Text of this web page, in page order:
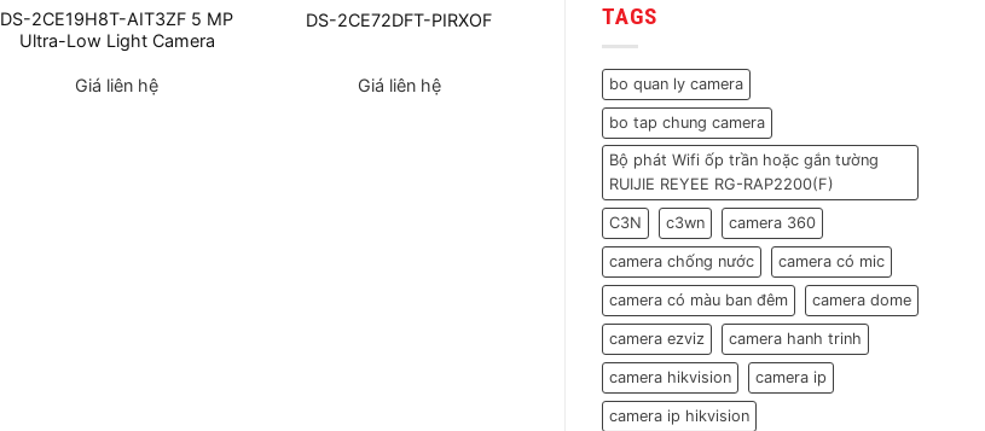
Nguyên
Đán
2026
Nha
Trang
|
Khôi
Phục
Toàn
Bộ
Tín
Hiệu
Quyết
khởi
công
dự
án
điện
nhẹ
quy
mô
lớn
tại
Bình
Dương
–
Tăng
tốc
về
đích
đón
Tết
Đoan
Ngọ
2026
TAGS
bo quan ly camera
bo tap chung camera
Bộ phát Wifi ốp trần hoặc gắn tường
RUIJIE REYEE RG-RAP2200(F)
C3N c3wn camera 360
camera chống nước camera có mic
camera có màu ban đêm camera dome
camera ezviz camera hanh trinh
camera hikvision camera ip
camera ip hikvision
DS-2CE19H8T-AIT3ZF 5 MP
Ultra-Low Light Camera
Giá liên hệ
DS-2CE72DFT-PIRXOF
Giá liên hệ